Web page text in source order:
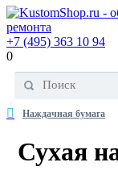
+7 (495) 363 10 94
0
Наждачная бумага
Сухая